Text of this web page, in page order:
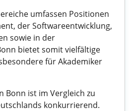
umfassen Positionen
der Softwareentwicklung,
sowie in der
bietet somit vielfältige
für Akademiker
Bonn ist im Vergleich zu
konkurrierend.